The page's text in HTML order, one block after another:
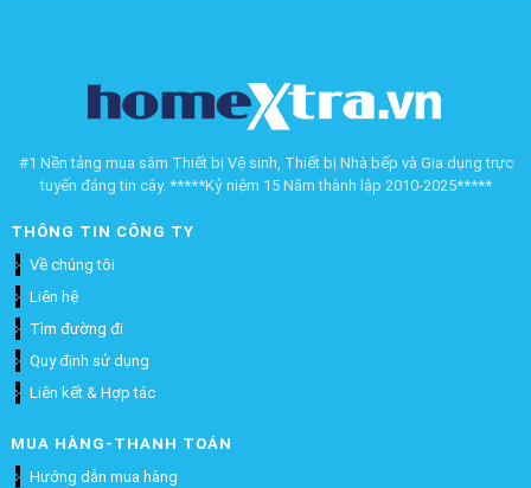
#1 Nền tảng mua sắm Thiết bị Vệ sinh, Thiết bị Nhà bếp và Gia dụng trực
tuyến đáng tin cậy. *****Kỷ niệm 15 Năm thành lập 2010-2025*****
THÔNG TIN CÔNG TY
Về chúng tôi
Liên hệ
Tìm đường đi
Quy định sử dụng
Liên kết & Hợp tác
MUA HÀNG-THANH TOÁN
Hướng dẫn mua hàng